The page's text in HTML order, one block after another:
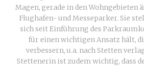
Magen, gerade in den Wohngebieten
Flughafen- und Messeparker. Sie
sich seit Einführung des
für einen wichtigen Ansatz hält,
verbessern, u.a. nach Stetten
Stettenerin ist zudem wichtig, dass